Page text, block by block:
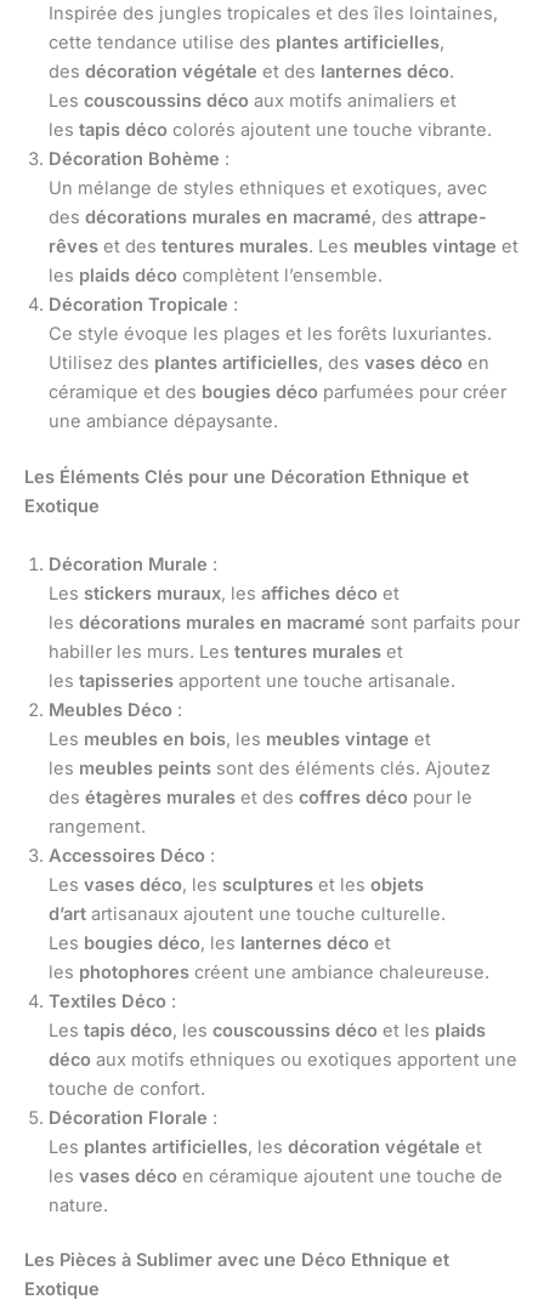
Inspirée des jungles tropicales et des îles lointaines,
cette tendance utilise des plantes artificielles,
des décoration végétale et des lanternes déco.
Les couscoussins déco aux motifs animaliers et
les tapis déco colorés ajoutent une touche vibrante.
Décoration Bohème :
Un mélange de styles ethniques et exotiques, avec
des décorations murales en macramé, des attrape-
rêves et des tentures murales. Les meubles vintage et
les plaids déco complètent l’ensemble.
Décoration Tropicale :
Ce style évoque les plages et les forêts luxuriantes.
Utilisez des plantes artificielles, des vases déco en
céramique et des bougies déco parfumées pour créer
une ambiance dépaysante.
Les Éléments Clés pour une Décoration Ethnique et
Exotique
Décoration Murale :
Les stickers muraux, les affiches déco et
les décorations murales en macramé sont parfaits pour
habiller les murs. Les tentures murales et
les tapisseries apportent une touche artisanale.
Meubles Déco :
Les meubles en bois, les meubles vintage et
les meubles peints sont des éléments clés. Ajoutez
des étagères murales et des coffres déco pour le
rangement.
Accessoires Déco :
Les vases déco, les sculptures et les objets
d’art artisanaux ajoutent une touche culturelle.
Les bougies déco, les lanternes déco et
les photophores créent une ambiance chaleureuse.
Textiles Déco :
Les tapis déco, les couscoussins déco et les plaids
déco aux motifs ethniques ou exotiques apportent une
touche de confort.
Décoration Florale :
Les plantes artificielles, les décoration végétale et
les vases déco en céramique ajoutent une touche de
nature.
Les Pièces à Sublimer avec une Déco Ethnique et
Exotique